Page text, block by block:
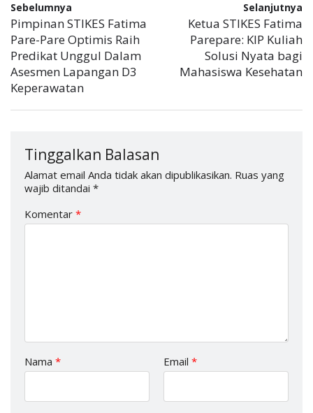
Sebelumnya
Pimpinan STIKES Fatima
Pare-Pare Optimis Raih
Predikat Unggul Dalam
Asesmen Lapangan D3
Keperawatan
Selanjutnya
Ketua STIKES Fatima
Parepare: KIP Kuliah
Solusi Nyata bagi
Mahasiswa Kesehatan
Tinggalkan Balasan
Alamat email Anda tidak akan dipublikasikan. Ruas yang
wajib ditandai *
Komentar *
Nama * Email *